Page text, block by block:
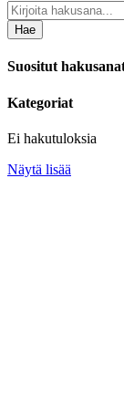
Hae
Suositut
Kategoriat
Ei hakutuloksia
Näytä lisää